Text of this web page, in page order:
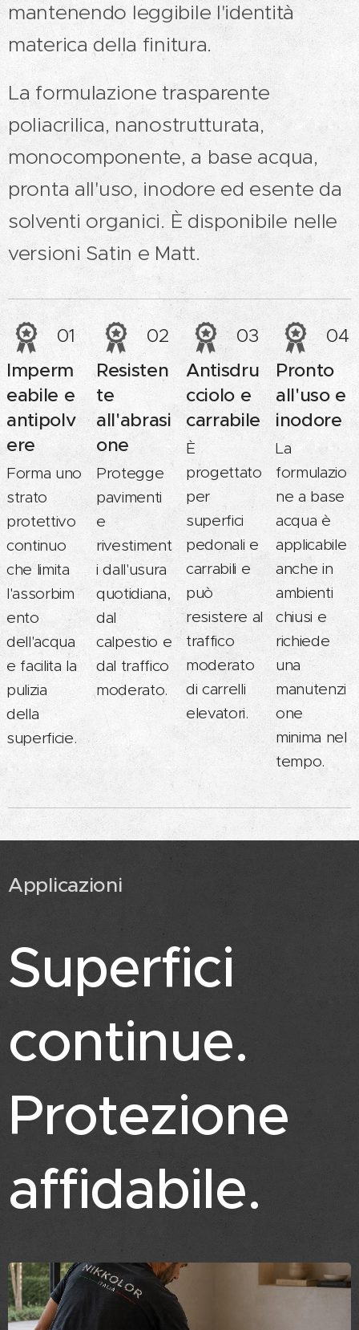
mantenendo leggibile l'identità
materica della finitura.
La formulazione trasparente
poliacrilica, nanostrutturata,
monocomponente, a base acqua,
pronta all'uso, inodore ed esente da
solventi organici. È disponibile nelle
versioni Satin e Matt.
01
Imperm
eabile e
antipolv
ere
Forma uno
strato
protettivo
continuo
che limita
l'assorbim
ento
dell'acqua
e facilita la
pulizia
della
superficie.
02
Resisten
te
all'abrasi
one
Protegge
pavimenti
e
rivestiment
i dall'usura
quotidiana,
dal
calpestio e
dal traffico
moderato.
03
Antisdru
cciolo e
carrabile
È
progettato
per
superfici
pedonali e
carrabili e
può
resistere al
traffico
moderato
di carrelli
elevatori.
04
Pronto
all'uso e
inodore
La
formulazio
ne a base
acqua è
applicabile
anche in
ambienti
chiusi e
richiede
una
manutenzi
one
minima nel
tempo.
Applicazioni
Superfici
continue.
Protezione
affidabile.